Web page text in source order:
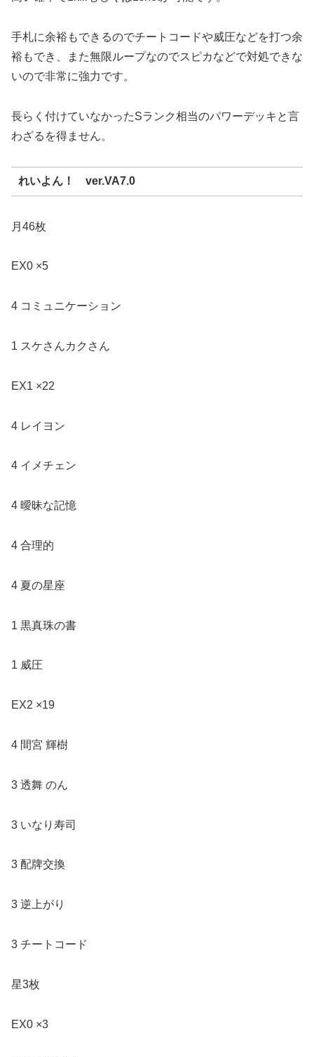
手札に余裕もできるのでチートコードや威圧などを打つ余
裕もでき、また無限ループなのでスピカなどで対処できな
いので非常に強力です。
長らく付けていなかったSランク相当のパワーデッキと言
わざるを得ません。
れいよん！ ver.VA7.0
月46枚
EX0 ×5
4 コミュニケーション
1 スケさんカクさん
EX1 ×22
4 レイヨン
4 イメチェン
4 曖昧な記憶
4 合理的
4 夏の星座
1 黒真珠の書
1 威圧
EX2 ×19
4 間宮 輝樹
3 透舞 のん
3 いなり寿司
3 配牌交換
3 逆上がり
3 チートコード
星3枚
EX0 ×3